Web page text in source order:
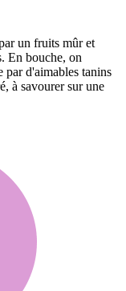
un fruits mûr et
En bouche, on
par d'aimables tanins
à savourer sur une